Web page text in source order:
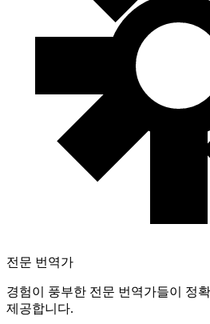
전문 번역가
경험이 풍부한 전문 번역가들이 정
제공합니다.